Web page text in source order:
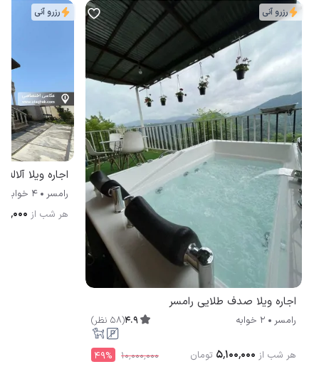
رزرو آنی
اجاره ویلا صدف طلایی رامسر
رامسر 2 خوابه 4.9
(
58 نظر)
۱۰٬۰۰۰٬۰۰۰ 49% هر شب از ۵٬۱۰۰٬۰۰۰ تومان
رزرو آنی
اجاره ویلا
رامسر
4 خوابه
هر شب از